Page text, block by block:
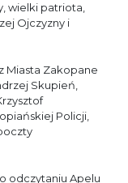
wielki patriota,
Ojczyzny i
Miasta Zakopane
Skupień,
Policji,
odczytaniu Apelu